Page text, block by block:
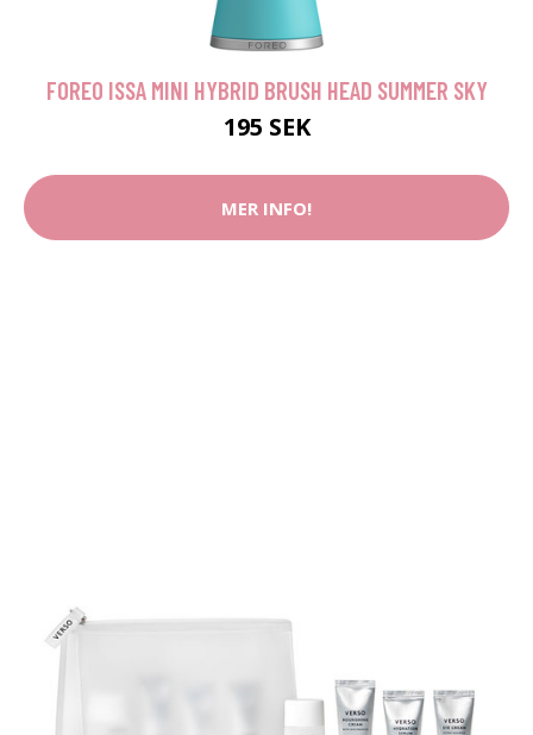
FOREO ISSA MINI HYBRID BRUSH HEAD SUMMER SKY
195 SEK
MER INFO!